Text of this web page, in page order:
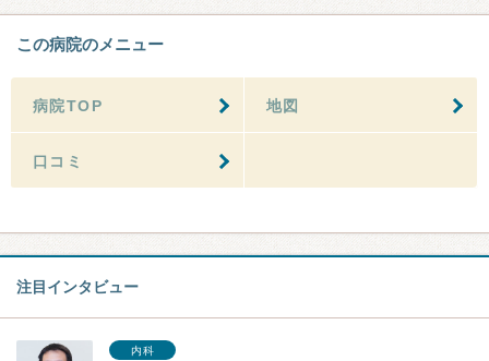
この病院のメニュー
病院TOP 地図
口コミ
注目インタビュー
内科